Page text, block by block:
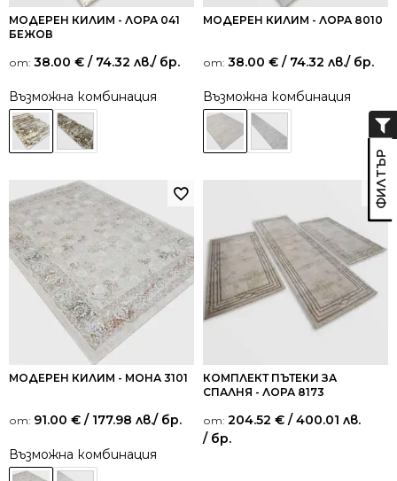
МОДЕРЕН КИЛИМ - ЛОРА 041
БЕЖОВ
от: 38.00 € / 74.32 лв./ бр.
Възможна комбинация
МОДЕРЕН КИЛИМ - ЛОРА 8010
от: 38.00 € / 74.32 лв./ бр.
Възможна комбинация
МОДЕРЕН КИЛИМ - МОНА 3101
от: 91.00 € / 177.98 лв./ бр.
Възможна комбинация
КОМПЛЕКТ ПЪТЕКИ ЗА
СПАЛНЯ - ЛОРА 8173
от: 204.52 € / 400.01 лв.
/ бр.